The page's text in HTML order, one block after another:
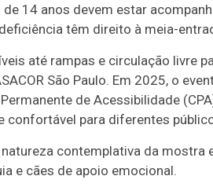
14 anos devem estar
têm direito à meia-
até rampas e circulação livre
São Paulo. Em 2025, o
de Acessibilidade
confortável para diferentes
contemplativa da
e cães de apoio emocional.